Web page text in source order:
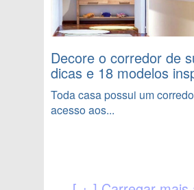
Decore o corredor de
dicas e 18 modelos
Toda casa possui um
acesso aos...